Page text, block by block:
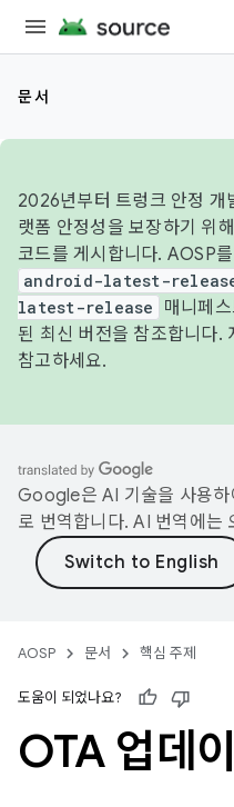
문서
2026년부터 트렁크 안정 개
랫폼 안정성을 보장하기 위
코드를 게시합니다. AOSP
android-latest-
latest-release
매니페
된 최신 버전을 참조합니다.
참고하세요.
Google은 AI 기술을 사용하
로 번역합니다. AI 번역에는
AOSP 문서 핵심 주제
도움이 되었나요?
OTA 업데